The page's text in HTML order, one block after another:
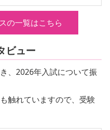
の一覧はこちら
ビュー
、2026年入試について振
触れていますので、受験